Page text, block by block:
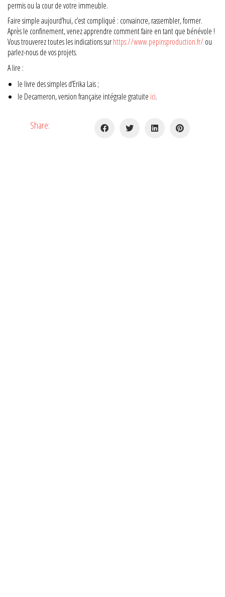
permis ou la cour de votre immeuble.
Faire simple aujourd’hui, c’est compliqué : convaincre, rassembler, former.
Après le confinement, venez apprendre comment faire en tant que bénévole !
Vous trouverez toutes les indications surhttps://www.pepinsproduction.fr/ ou
parlez-nous de vos projets.
A lire :
le livre des simples d’Erika Laïs ;
le Decameron, version française intégrale gratuite ici.
Share: